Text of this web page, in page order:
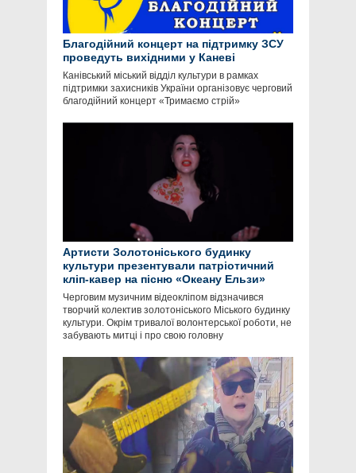
Благодійний концерт на підтримку ЗСУ
проведуть вихідними у Каневі
Канівський міський відділ культури в рамках
підтримки захисників України організовує черговий
благодійний концерт «Тримаємо стрій»
Артисти Золотоніського будинку
культури презентували патріотичний
кліп-кавер на пісню «Океану Ельзи»
Черговим музичним відеокліпом відзначився
творчий колектив золотоніського Міського будинку
культури. Окрім тривалої волонтерської роботи, не
забувають митці і про свою головну